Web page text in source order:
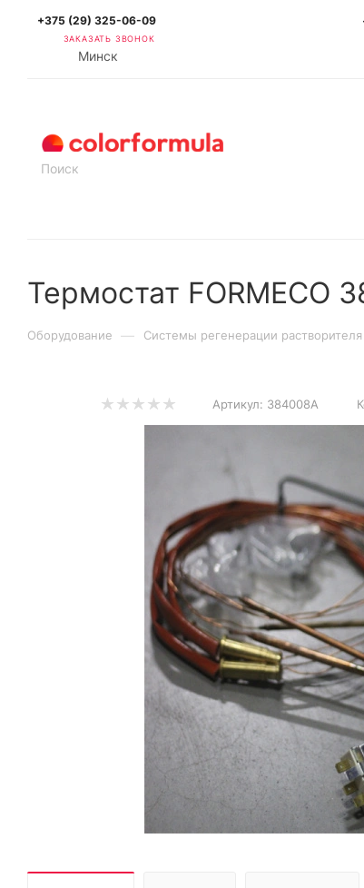
+375 (29) 325-06-09
ЗАКАЗАТЬ ЗВОНОК
Минск
Термостат FORMECO
Оборудование — Системы регенерации растворителя
Артикул: 384008A